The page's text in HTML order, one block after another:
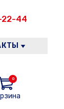
22-44
0